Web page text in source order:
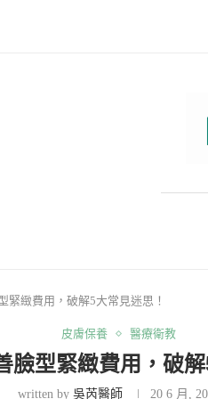
緊緻費用，破解5大常見迷思！
皮膚保養 醫療衛教
臉型緊緻費用，破解
written by 吳芮醫師 20 6 月,